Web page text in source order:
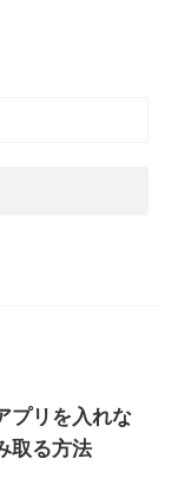
プリを入れな
取る方法